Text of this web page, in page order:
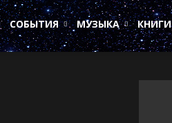
СОБЫТИЯ МУЗЫКА КНИГИ